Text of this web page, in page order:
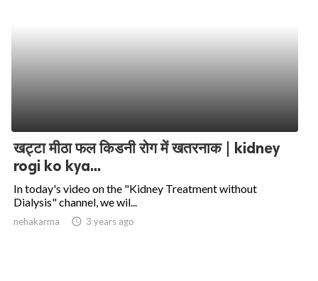
खट्टा मीठा फल किडनी रोग में खतरनाक | kidney
rogi ko kya...
In today's video on the "Kidney Treatment without
Dialysis" channel, we wil...
nehakarma access_time 3 years ago